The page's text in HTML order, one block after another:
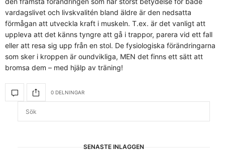
vardagslivet och livskvalitén bland äldre är den nedsatta
förmågan att utveckla kraft i muskeln. T.ex. är det vanligt att
uppleva att det känns tyngre att gå i trappor, parera vid ett fall
eller att resa sig upp från en stol. De fysiologiska förändringarna
som sker i kroppen är oundvikliga, MEN det finns ett sätt att
bromsa dem – med hjälp av träning!
0 DELNINGAR
SENASTE INLÄGGEN